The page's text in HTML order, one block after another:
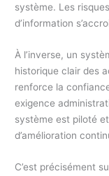
système. Les
d’information
À l’inverse, un
historique clair des
renforce la
exigence
système est piloté et
d’amélioration
C’est précisément